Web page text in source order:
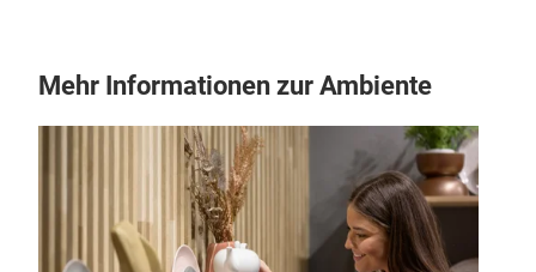
Mehr Informationen zur Ambiente